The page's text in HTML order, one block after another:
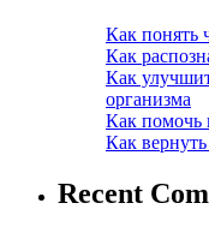
Как понять
Как
Как
организма
Как помочь
Как
Recent